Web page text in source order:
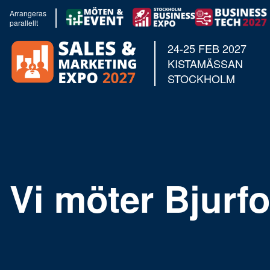
Arrangeras
parallellt
24-25 FEB 2027
KISTAMÄSSAN
STOCKHOLM
Vi möter